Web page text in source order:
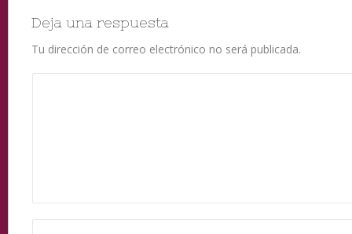
Deja una respuesta
Tu dirección de correo electrónico no será publicada.